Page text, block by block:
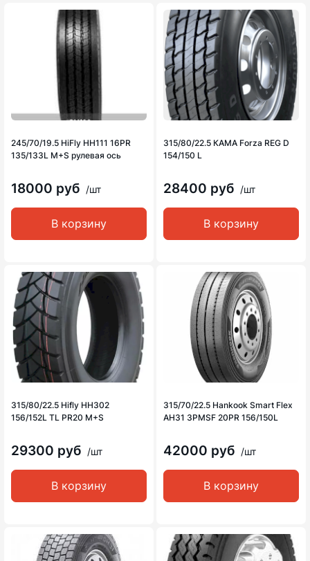
245/70/19.5 HiFly HH111 16PR
135/133L M+S рулевая ось
18000 руб /шт
В корзину
315/80/22.5 КАМА Forza REG D
154/150 L
28400 руб /шт
В корзину
315/80/22.5 Hifly HH302
156/152L TL PR20 M+S
29300 руб /шт
В корзину
315/70/22.5 Hankook Smart Flex
AH31 3PMSF 20PR 156/150L
42000 руб /шт
В корзину